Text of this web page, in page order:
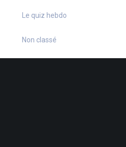
Le quiz hebdo
Non classé